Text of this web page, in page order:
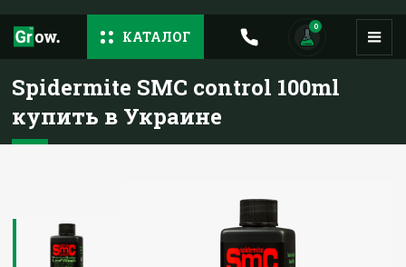
КАТАЛОГ
0
Spidermite SMC control 100ml
купить в Украине